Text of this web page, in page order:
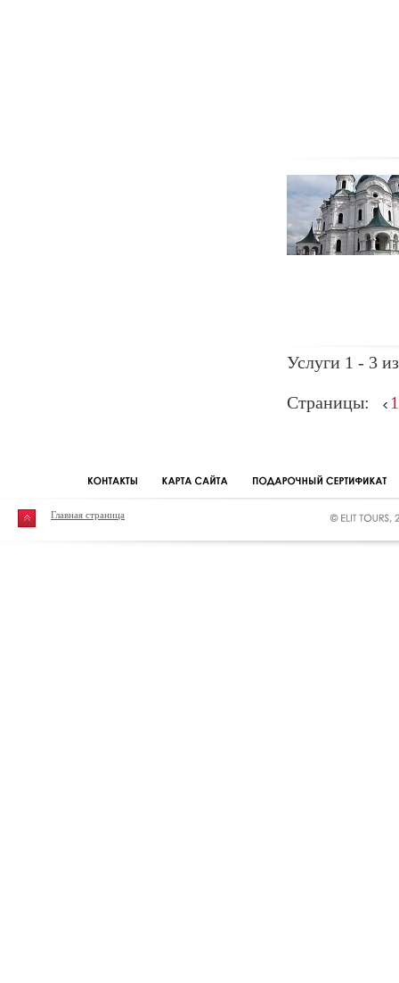
Услуги 1 - 3
Страницы: 1
Главная страница